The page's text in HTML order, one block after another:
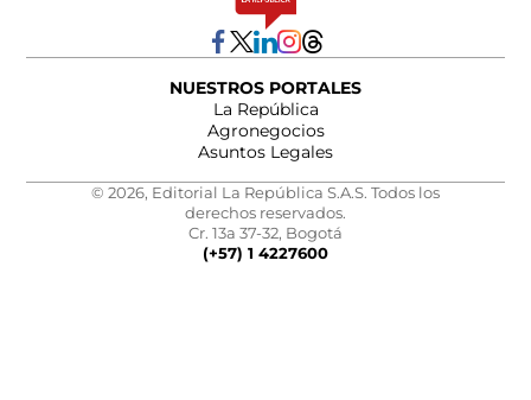
NUESTROS PORTALES
La República
Agronegocios
Asuntos Legales
© 2026, Editorial La República S.A.S. Todos los
derechos reservados.
Cr. 13a 37-32, Bogotá
(+57) 1 4227600